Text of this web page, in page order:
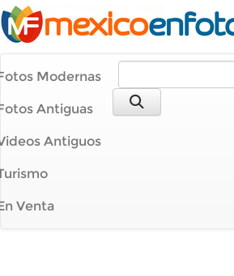
Modernas
Antiguas
Antiguos
Venta